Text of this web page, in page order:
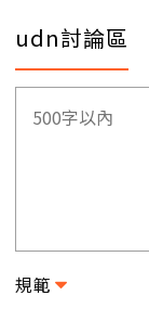
udn討論區
規範